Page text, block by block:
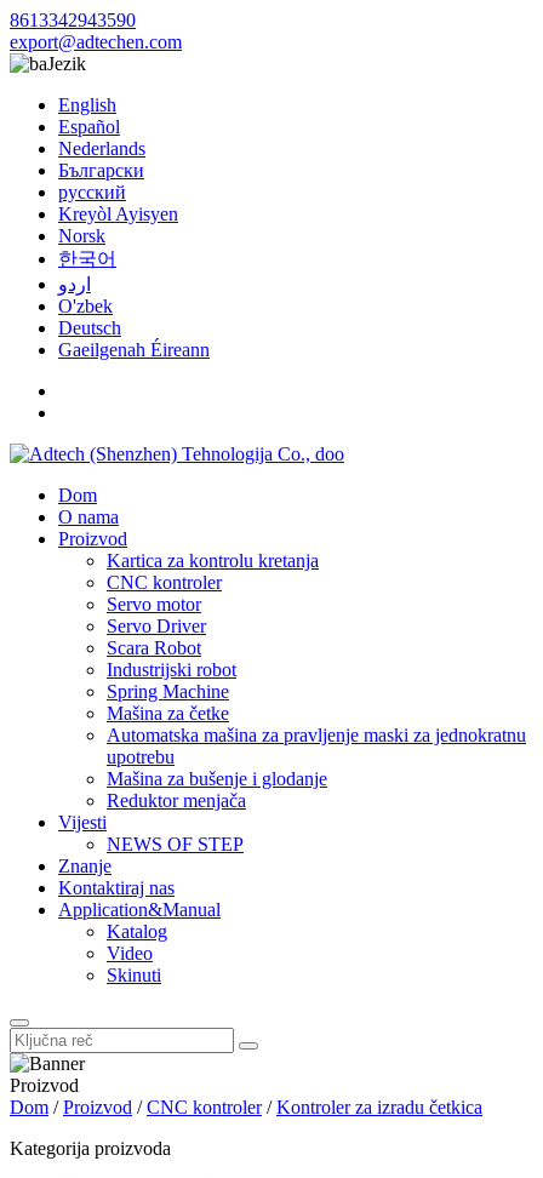
8613342943590
export@adtechen.com
Jezik
English
Español
Nederlands
Български
русский
Kreyòl Ayisyen
Norsk
한국어
اردو
O'zbek
Deutsch
Gaeilgenah Éireann
Dom
O nama
Proizvod
Kartica za kontrolu kretanja
CNC kontroler
Servo motor
Servo Driver
Scara Robot
Industrijski robot
Spring Machine
Mašina za četke
Automatska mašina za pravljenje maski za jednokratnu
upotrebu
Mašina za bušenje i glodanje
Reduktor menjača
Vijesti
NEWS OF STEP
Znanje
Kontaktiraj nas
Application&Manual
Katalog
Video
Skinuti
Proizvod
Dom /Proizvod /CNC kontroler/Kontroler za izradu četkica
Kategorija proizvoda